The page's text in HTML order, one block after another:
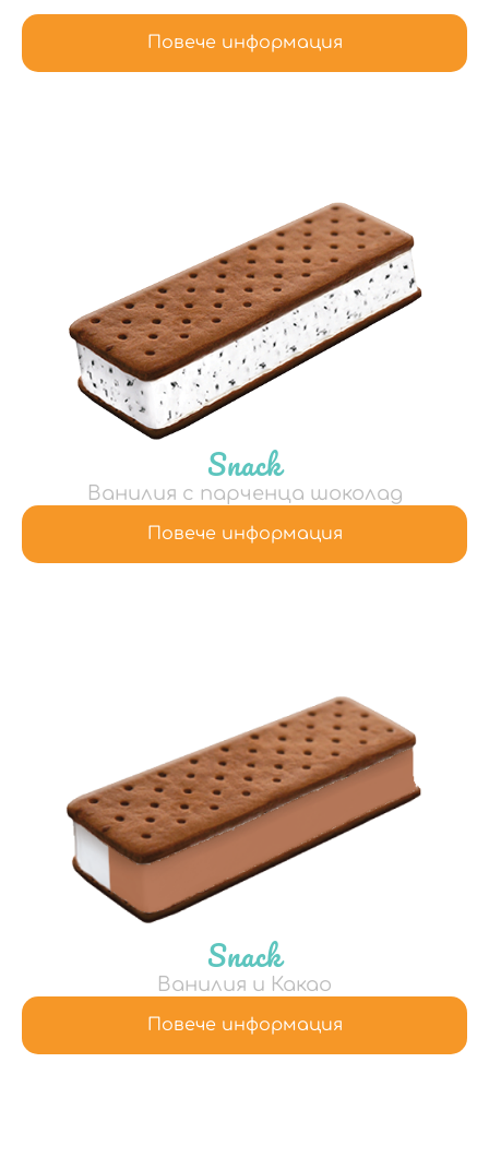
Повече информация
Snack
Ванилия с парченца шоколад
Повече информация
Snack
Ванилия и Какао
Повече информация